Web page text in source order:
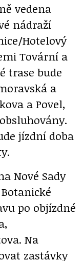
vedena
nádraží
Hotelový
Tovární a
trase bude
a
a Povel,
jízdní doba
Nové Sady
po objízdné
Na
zastávky